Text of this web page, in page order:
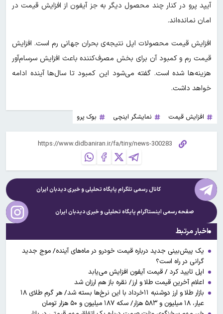
آیپد پرو در کنار چند محصول دیگر به جز آیفون از افزایش قیمت در
امان نمانده‌اند.
افزایش قیمت محصولات اپل نتیجه‌ی بحران جهانی رم است. افزایش
قیمت رم و کمبود آن برای بخش مصرف‌کننده باعث افزایش سرسام‌آور
هزینه‌ها شده است. گفته می‌شود این کمبود تا سال‌ها آینده ادامه
خواهد داشت.
افزایش قیمت نمایشگر اینچی بوک پرو
کانال رسمی تلگرام پایگاه تحلیلی و خبریدیدبان ایران
صفحه رسمی اینستاگرام پایگاه تحلیلی و خبریدیدبان ایران
اخبار مرتبط
یک پیش‌بینی جدید درباره قیمت خودرو در ماه‌های آینده/ موج جدید
گرانی در راه است؟
اپل تایید کرد / قیمت آیفون افزایش می‌یابد
اعلام آخرین قیمت طلا و ارز/ نقره باز هم ارزان شد
بازار طلا و ارز دوشنبه ۱۱خرداد با این نرخ‌ها بسته شد/ هر گرم طلای ۱۸
عیار، ۱۸ میلیون و ۵۸۳ هزار/ سکه ۱۸۷ میلیون و ۵۰ هزار تومان